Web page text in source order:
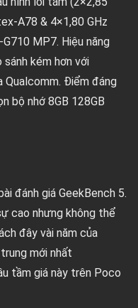
A78 & 4×1,80 GHz
MP7. Hiệu năng
kém hơn với
Qualcomm. Điểm đáng
bộ nhớ 8GB 128GB
đánh giá GeekBench 5.
cao nhưng không thể
đây vài năm của
mới nhất
tầm giá này trên Poco